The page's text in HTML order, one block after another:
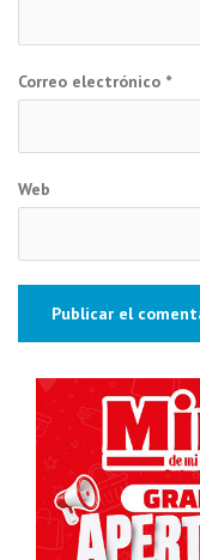
Correo electrónico *
Web